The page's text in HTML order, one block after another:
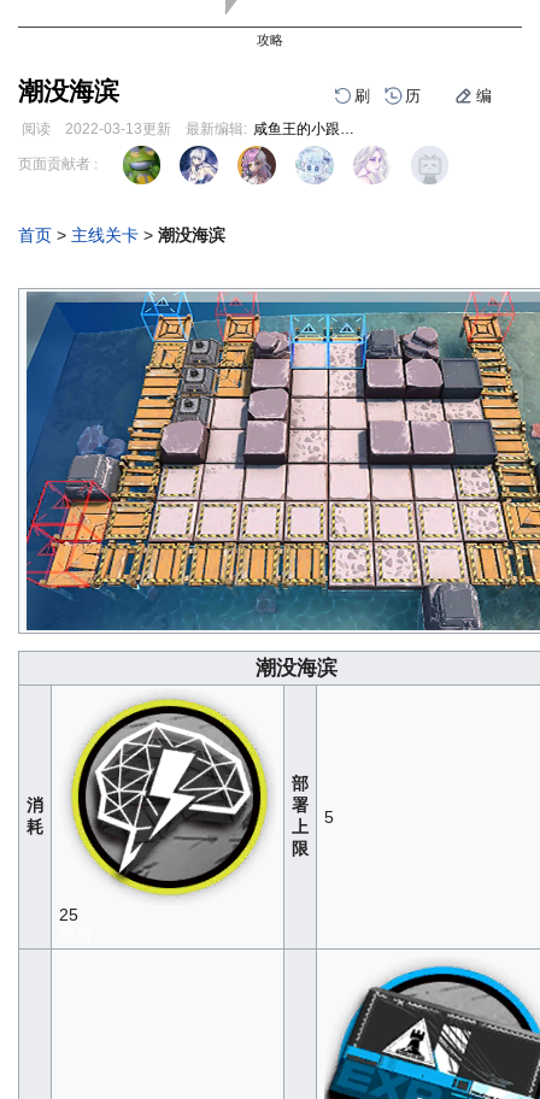
攻略
潮没海滨 刷 历 编
阅读 2022-03-13更新 最新编辑: 咸鱼王的小跟班的跟班
跳
航
跳
索
页面贡献者 :
首页 > 主线关卡 > 潮没海滨
潮没海滨
消
耗
25
部
署
上
限
5